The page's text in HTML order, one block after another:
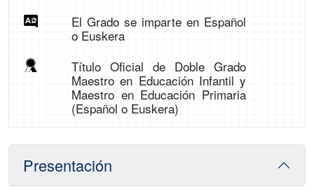
El Grado se imparte en Español
o Euskera
Título Oficial de Doble Grado
Maestro en Educación Infantil y
Maestro en Educación Primaria
(Español o Euskera)
Presentación